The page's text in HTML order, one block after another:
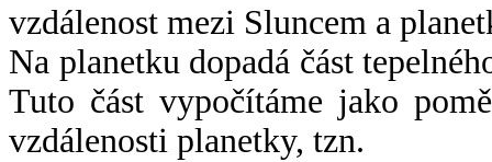
vzdálenost mezi Sluncem a
Na planetku dopadá část
Tuto část vypočítáme jako
vzdálenosti planetky, tzn.